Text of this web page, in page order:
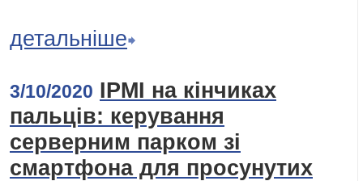
детальніше
3/10/2020 IPMI на кінчиках
пальців: керування
серверним парком зі
смартфона для просунутих